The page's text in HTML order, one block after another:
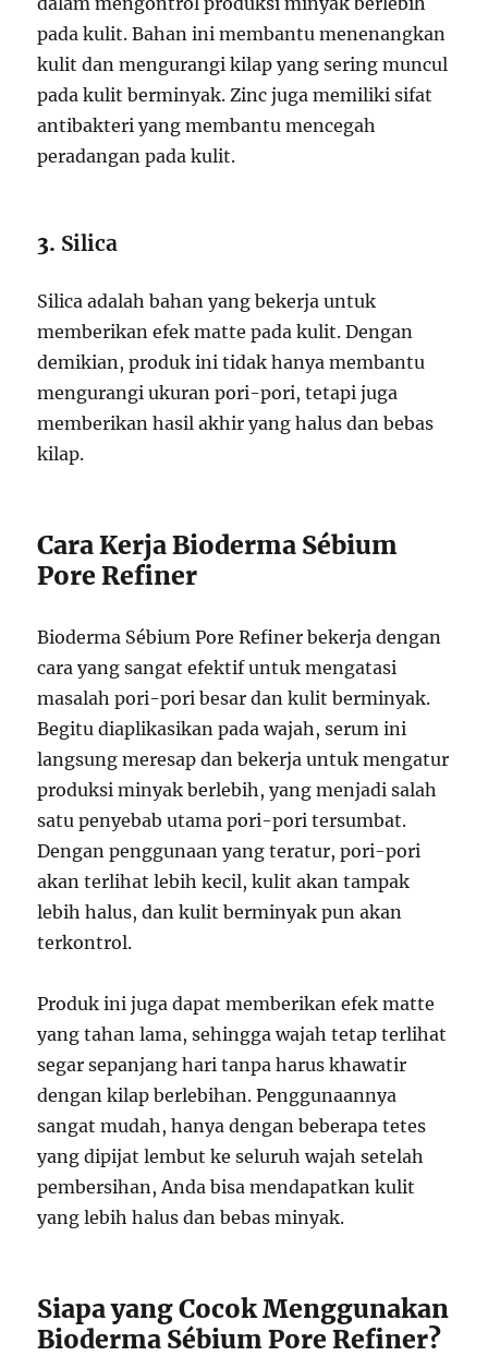
pada kulit. Bahan ini membantu menenangkan
kulit dan mengurangi kilap yang sering muncul
pada kulit berminyak. Zinc juga memiliki sifat
antibakteri yang membantu mencegah
peradangan pada kulit.
3. Silica
Silica adalah bahan yang bekerja untuk
memberikan efek matte pada kulit. Dengan
demikian, produk ini tidak hanya membantu
mengurangi ukuran pori-pori, tetapi juga
memberikan hasil akhir yang halus dan bebas
kilap.
Cara Kerja Bioderma Sébium
Pore Refiner
Bioderma Sébium Pore Refiner bekerja dengan
cara yang sangat efektif untuk mengatasi
masalah pori-pori besar dan kulit berminyak.
Begitu diaplikasikan pada wajah, serum ini
langsung meresap dan bekerja untuk mengatur
produksi minyak berlebih, yang menjadi salah
satu penyebab utama pori-pori tersumbat.
Dengan penggunaan yang teratur, pori-pori
akan terlihat lebih kecil, kulit akan tampak
lebih halus, dan kulit berminyak pun akan
terkontrol.
Produk ini juga dapat memberikan efek matte
yang tahan lama, sehingga wajah tetap terlihat
segar sepanjang hari tanpa harus khawatir
dengan kilap berlebihan. Penggunaannya
sangat mudah, hanya dengan beberapa tetes
yang dipijat lembut ke seluruh wajah setelah
pembersihan, Anda bisa mendapatkan kulit
yang lebih halus dan bebas minyak.
Siapa yang Cocok Menggunakan
Bioderma Sébium Pore Refiner?